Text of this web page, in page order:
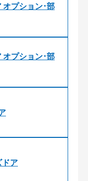
プション･部
プション･部
ア